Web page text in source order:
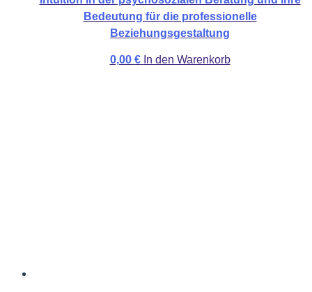
Bedeutung für die professionelle
Beziehungsgestaltung
0,00 € In den Warenkorb